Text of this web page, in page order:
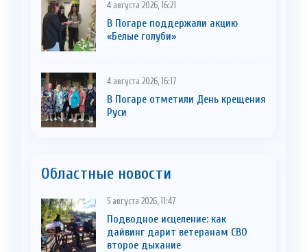
4 августа 2026, 16:21
В Погаре поддержали акцию
«Белые голуби»
4 августа 2026, 16:17
В Погаре отметили День крещения
Руси
Областные новости
5 августа 2026, 11:47
Подводное исцеление: как
дайвинг дарит ветеранам СВО
второе дыхание